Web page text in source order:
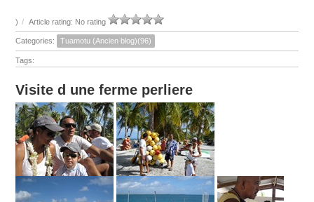
) / Article rating: No rating
Categories: Tuamotu (Ancien blog)(96)
Tags:
Visite d une ferme perliere